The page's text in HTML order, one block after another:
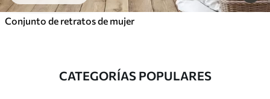
Conjunto de retratos de mujer
CATEGORÍAS POPULARES